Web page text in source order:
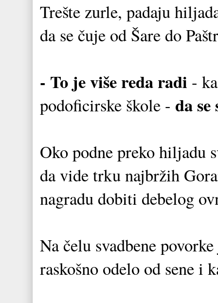
Trešte zurle, padaju
da se čuje od Šare do
- To je više reda radi -
podoficirske škole - da
Oko podne preko hiljadu
da vide trku najbržih
nagradu dobiti debelog
Na čelu svadbene
raskošno odelo od sene i